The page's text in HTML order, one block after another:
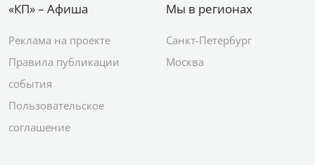
«КП» – Афиша
Реклама на проекте
Правила публикации
события
Пользовательское
соглашение
Мы в регионах
Санкт-Петербург
Москва